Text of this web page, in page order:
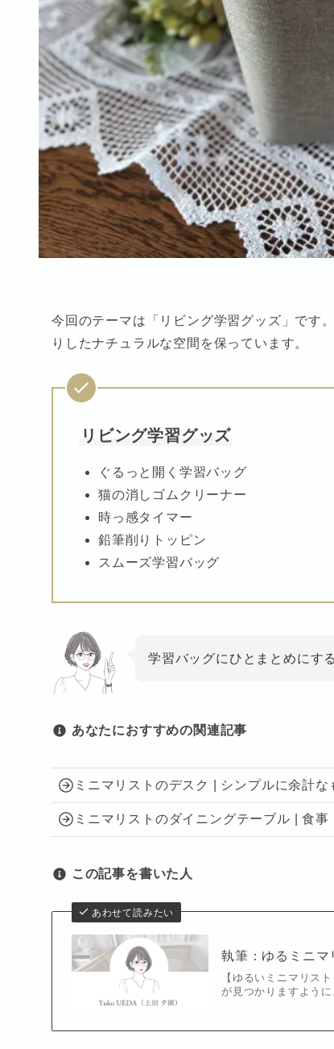
今回のテーマは「リビング学習グッズ」です
りしたナチュラルな空間を保っています。
リビング学習グッズ
ぐるっと開く学習バッグ
猫の消しゴムクリーナー
時っ感タイマー
鉛筆削りトッピン
スムーズ学習バッグ
学習バッグにひとまとめにす
あなたにおすすめの関連記事
ミニマリストのデスク | シンプルに余計な
ミニマリストのダイニングテーブル | 食
この記事を書いた人
あわせて読みたい
執筆：ゆるミニマ
【ゆるいミニマリス
が見つかりますように